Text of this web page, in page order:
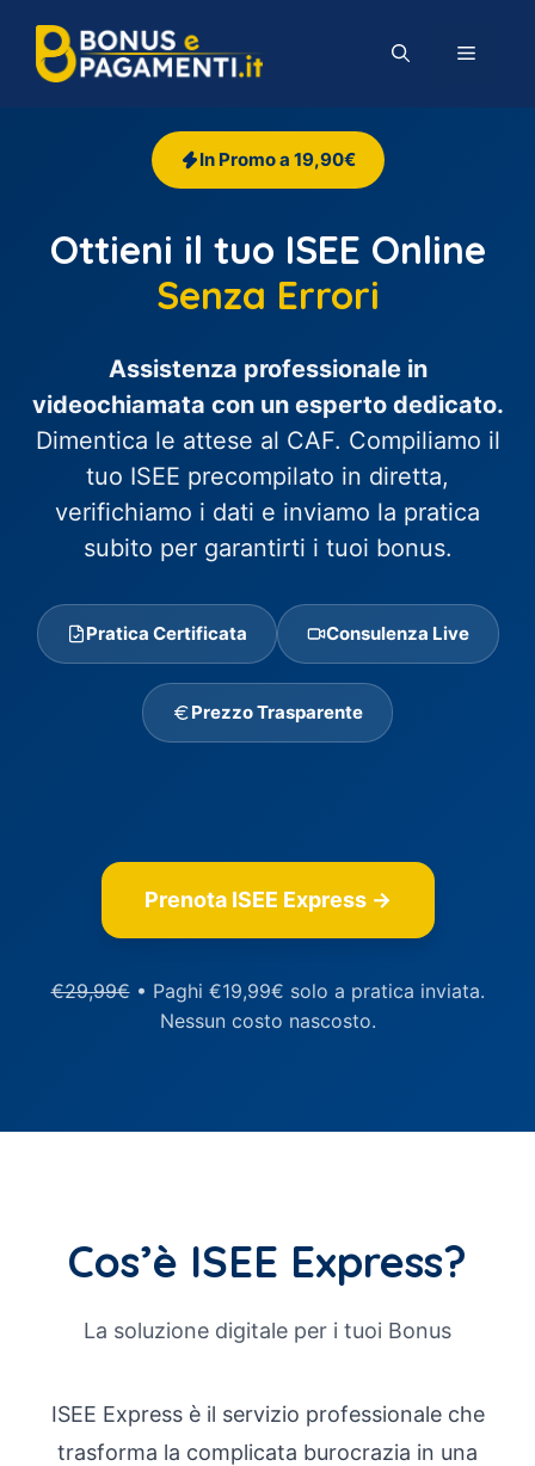
contenuto
MENU
In Promo a 19,90€
Ottieni il tuo ISEE Online
Senza Errori
Assistenza professionale in
videochiamata con un esperto dedicato.
Dimentica le attese al CAF. Compiliamo il
tuo ISEE precompilato in diretta,
verifichiamo i dati e inviamo la pratica
subito per garantirti i tuoi bonus.
Pratica Certificata Consulenza Live
Prezzo Trasparente
Prenota ISEE Express →
€29,99€• Paghi €19,99€ solo a pratica inviata.
Nessun costo nascosto.
Cos’è ISEE Express?
La soluzione digitale per i tuoi Bonus
ISEE Express è il servizio professionale che
trasforma la complicata burocrazia in una